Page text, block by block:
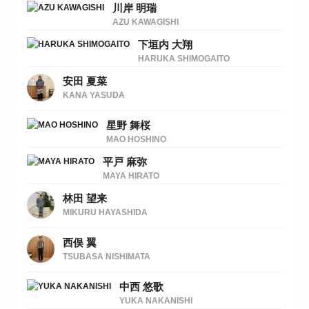
川岸 明瑞
AZU KAWAGISHI
下垣内 大翔
HARUKA SHIMOGAITO
安田 夏菜
KANA YASUDA
星野 舞桜
MAO HOSHINO
平戸 麻弥
MAYA HIRATO
林田 望来
MIKURU HAYASHIDA
西俣 翼
TSUBASA NISHIMATA
中西 悠歌
YUKA NAKANISHI